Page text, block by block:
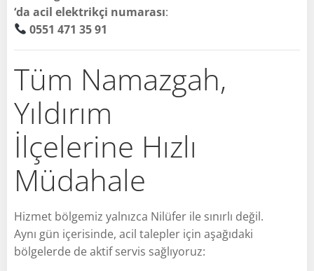
‘da acil elektrikçi numarası:
0551 471 35 91
Tüm Namazgah,
Yıldırım
İlçelerine Hızlı
Müdahale
Hizmet bölgemiz yalnızca Nilüfer ile sınırlı değil.
Aynı gün içerisinde, acil talepler için aşağıdaki
bölgelerde de aktif servis sağlıyoruz: